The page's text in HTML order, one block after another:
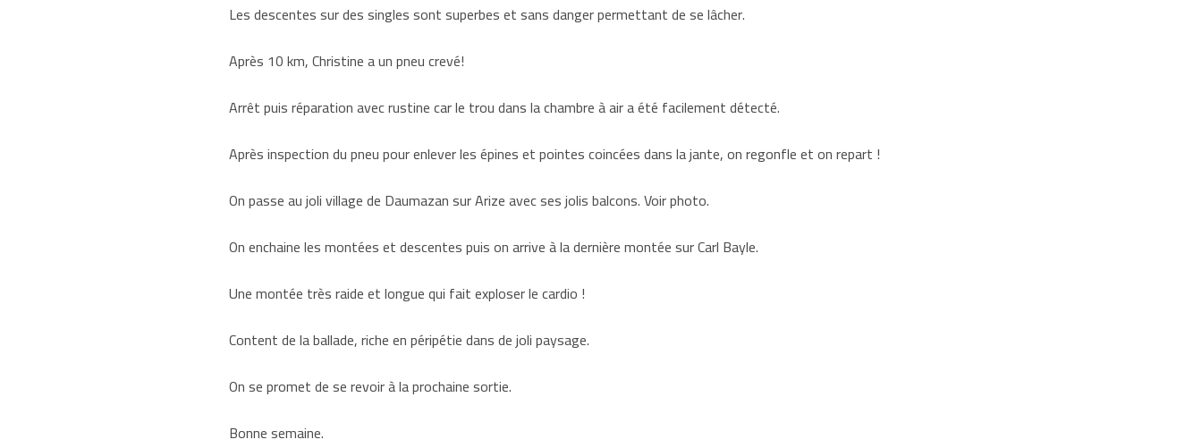
Les descentes sur des singles sont superbes et sans danger permettant de se lâcher.
Après 10 km, Christine a un pneu crevé!
Arrêt puis réparation avec rustine car le trou dans la chambre à air a été facilement détecté.
Après inspection du pneu pour enlever les épines et pointes coincées dans la jante, on regonfle et on repart !
On passe au joli village de Daumazan sur Arize avec ses jolis balcons. Voir photo.
On enchaine les montées et descentes puis on arrive à la dernière montée sur Carl Bayle.
Une montée très raide et longue qui fait exploser le cardio !
Content de la ballade, riche en péripétie dans de joli paysage.
On se promet de se revoir à la prochaine sortie.
Bonne semaine.